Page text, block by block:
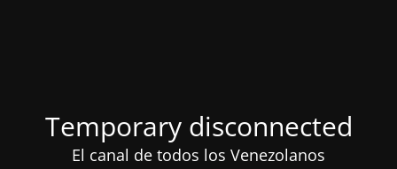
Temporary disconnected
El canal de todos los Venezolanos